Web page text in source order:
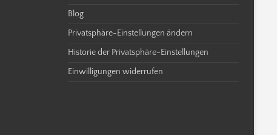
Blog
Privatsphäre-Einstellungen ändern
Historie der Privatsphäre-Einstellungen
Einwilligungen widerrufen